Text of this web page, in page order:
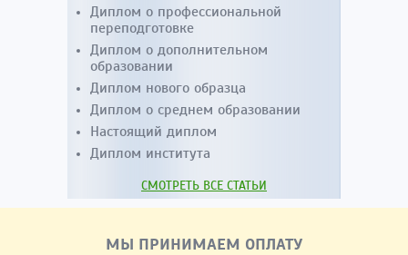
Диплом о профессиональной
переподготовке
Диплом о дополнительном
образовании
Диплом нового образца
Диплом о среднем образовании
Настоящий диплом
Диплом института
СМОТРЕТЬ ВСЕ СТАТЬИ
МЫ ПРИНИМАЕМ ОПЛАТУ